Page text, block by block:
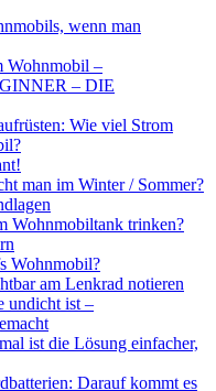
wenn man
Wohnmobil –
– DIE
Wie viel Strom
man im Winter / Sommer?
Wohnmobiltank trinken?
Wohnmobil?
am Lenkrad notieren
undicht ist –
ist die Lösung einfacher,
Darauf kommt es